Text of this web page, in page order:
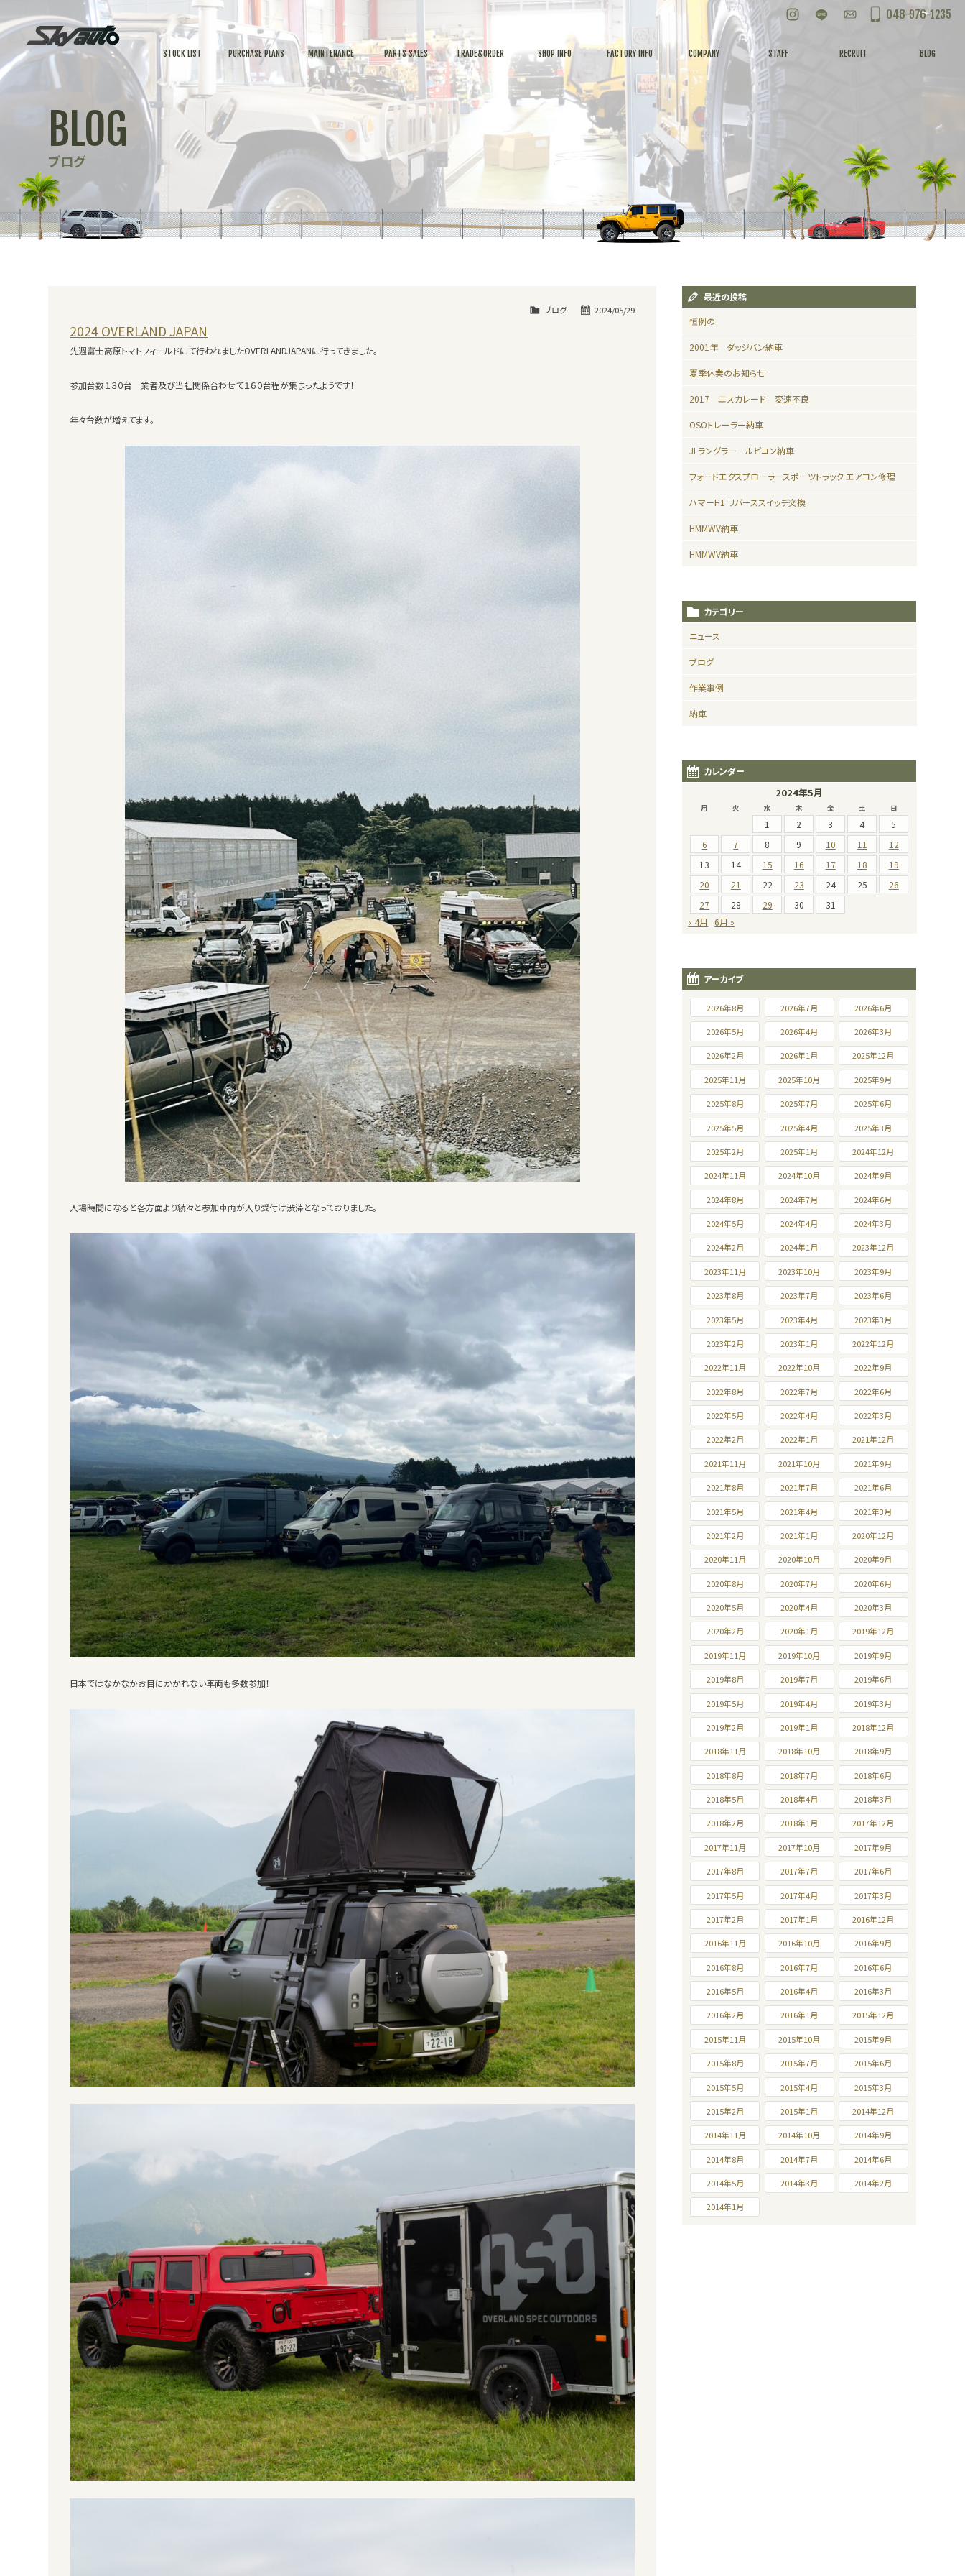
お問い合わせ
048-976-1235
STOCK LIST PURCHASE PLANS MAINTENANCE PARTS SALES TRADE&ORDER SHOP INFO FACTORY INFO COMPANY STAFF RECRUIT BLOG
BLOG
ブログ
2024/05/29
ブログ
2024 OVERLAND JAPAN
先週富士高原トマトフィールドにて行われましたOVERLANDJAPANに行ってきました。
参加台数１３０台 業者及び当社関係合わせて１６０台程が集まったようです！
年々台数が増えてます。
入場時間になると各方面より続々と参加車両が入り受付け渋滞となっておりました。
日本ではなかなかお目にかかれない車両も多数参加！
最近の投稿
恒例の
2001年 ダッジバン納車
夏季休業のお知らせ
2017 エスカレード 変速不良
OSOトレーラー納車
JLラングラー ルビコン納車
フォードエクスプローラースポーツトラック エアコン修理
ハマーH1 リバーススイッチ交換
HMMWV納車
HMMWV納車
カテゴリー
ニュース
ブログ
作業事例
納車
カレンダー
2024年5月
月 火 水 木 金 土 日
1 2 3 4
5
6
7 8 9 10 11
12
13
14 15 16 17 18
19
20
21 22 23 24 25
26
27
28 29 30
31
« 4月
6月 »
アーカイブ
2026年8月 2026年7月 2026年6月
2026年5月 2026年4月 2026年3月
2026年2月 2026年1月 2025年12月
2025年11月 2025年10月 2025年9月
2025年8月 2025年7月 2025年6月
2025年5月 2025年4月 2025年3月
2025年2月 2025年1月 2024年12月
2024年11月 2024年10月 2024年9月
2024年8月 2024年7月 2024年6月
2024年5月 2024年4月 2024年3月
2024年2月 2024年1月 2023年12月
2023年11月 2023年10月 2023年9月
2023年8月 2023年7月 2023年6月
2023年5月 2023年4月 2023年3月
2023年2月 2023年1月 2022年12月
2022年11月 2022年10月 2022年9月
2022年8月 2022年7月 2022年6月
2022年5月 2022年4月 2022年3月
2022年2月 2022年1月 2021年12月
2021年11月 2021年10月 2021年9月
2021年8月 2021年7月 2021年6月
2021年5月 2021年4月 2021年3月
2021年2月 2021年1月 2020年12月
2020年11月 2020年10月 2020年9月
2020年8月 2020年7月 2020年6月
2020年5月 2020年4月 2020年3月
2020年2月 2020年1月 2019年12月
2019年11月 2019年10月 2019年9月
2019年8月 2019年7月 2019年6月
2019年5月 2019年4月 2019年3月
2019年2月 2019年1月 2018年12月
2018年11月 2018年10月 2018年9月
2018年8月 2018年7月 2018年6月
2018年5月 2018年4月 2018年3月
2018年2月 2018年1月 2017年12月
2017年11月 2017年10月 2017年9月
2017年8月 2017年7月 2017年6月
2017年5月 2017年4月 2017年3月
2017年2月 2017年1月 2016年12月
2016年11月 2016年10月 2016年9月
2016年8月 2016年7月 2016年6月
2016年5月 2016年4月 2016年3月
2016年2月 2016年1月 2015年12月
2015年11月 2015年10月 2015年9月
2015年8月 2015年7月 2015年6月
2015年5月 2015年4月 2015年3月
2015年2月 2015年1月 2014年12月
2014年11月 2014年10月 2014年9月
2014年8月 2014年7月 2014年6月
2014年5月 2014年3月 2014年2月
2014年1月